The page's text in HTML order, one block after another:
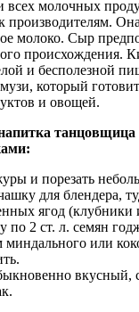
всех молочных
производителям.
молоко. Сыр
происхождения.
и бесполезной
который
и овощей.
танцовщица
и порезать
для блендера,
ягод
по 2 ст. л. семян
миндального или
вкусный,